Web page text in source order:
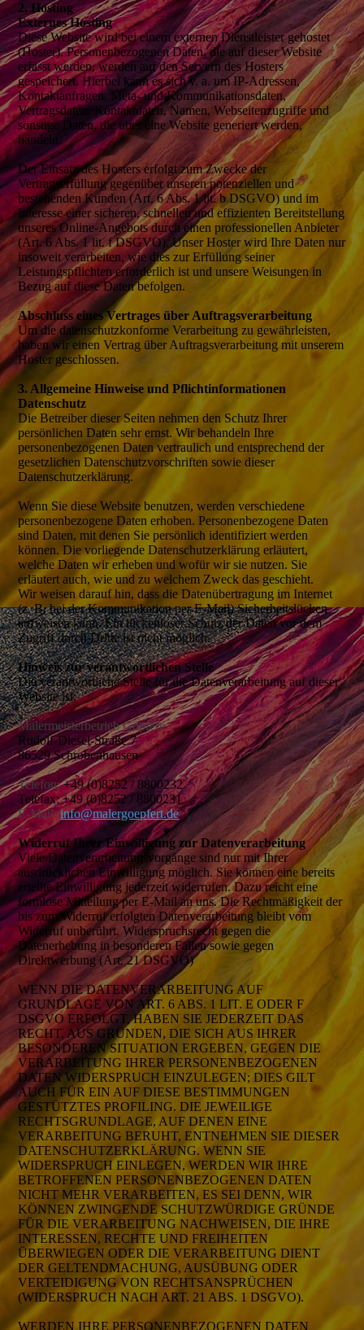
2. Hosting
Externes Hosting
Diese Website wird bei einem externen Dienstleister gehostet
(Hoster). Personenbezogenen Daten, die auf dieser Website
erfasst werden, werden auf den Servern des Hosters
gespeichert. Hierbei kann es sich v. a. um IP-Adressen,
Kontaktanfragen, Meta- und Kommunikationsdaten,
Vertragsdaten, Kontaktdaten, Namen, Webseitenzugriffe und
sonstige Daten, die über eine Website generiert werden,
handeln.
Der Einsatz des Hosters erfolgt zum Zwecke der
Vertragserfüllung gegenüber unseren potenziellen und
bestehenden Kunden (Art. 6 Abs. 1 lit. b DSGVO) und im
Interesse einer sicheren, schnellen und effizienten Bereitstellung
unseres Online-Angebots durch einen professionellen Anbieter
(Art. 6 Abs. 1 lit. f DSGVO). Unser Hoster wird Ihre Daten nur
insoweit verarbeiten, wie dies zur Erfüllung seiner
Leistungspflichten erforderlich ist und unsere Weisungen in
Bezug auf diese Daten befolgen.
Abschluss eines Vertrages über Auftragsverarbeitung
Um die datenschutzkonforme Verarbeitung zu gewährleisten,
haben wir einen Vertrag über Auftragsverarbeitung mit unserem
Hoster geschlossen.
3. Allgemeine Hinweise und Pflichtinformationen
Datenschutz
Die Betreiber dieser Seiten nehmen den Schutz Ihrer
persönlichen Daten sehr ernst. Wir behandeln Ihre
personenbezogenen Daten vertraulich und entsprechend der
gesetzlichen Datenschutzvorschriften sowie dieser
Datenschutzerklärung.
Wenn Sie diese Website benutzen, werden verschiedene
personenbezogene Daten erhoben. Personenbezogene Daten
sind Daten, mit denen Sie persönlich identifiziert werden
können. Die vorliegende Datenschutzerklärung erläutert,
welche Daten wir erheben und wofür wir sie nutzen. Sie
erläutert auch, wie und zu welchem Zweck das geschieht.
Wir weisen darauf hin, dass die Datenübertragung im Internet
(z. B. bei der Kommunikation per E-Mail) Sicherheitslücken
aufweisen kann. Ein lückenloser Schutz der Daten vor dem
Zugriff durch Dritte ist nicht möglich.
Hinweis zur verantwortlichen Stelle
Die verantwortliche Stelle für die Datenverarbeitung auf dieser
Website ist:
Malermeisterbetrieb Göpfert
Rudolf-Diesel-Straße 7
86529 Schrobenhausen
Telefon:+49 (0)8252 / 8800232
Telefax:+49 (0)8252 / 8800231
E-Mail:info@malergoepfert.de
Widerruf Ihrer Einwilligung zur Datenverarbeitung
Viele Datenverarbeitungsvorgänge sind nur mit Ihrer
ausdrücklichen Einwilligung möglich. Sie können eine bereits
erteilte Einwilligung jederzeit widerrufen. Dazu reicht eine
formlose Mitteilung per E-Mail an uns. Die Rechtmäßigkeit der
bis zum Widerruf erfolgten Datenverarbeitung bleibt vom
Widerruf unberührt. Widerspruchsrecht gegen die
Datenerhebung in besonderen Fällen sowie gegen
Direktwerbung (Art. 21 DSGVO)
WENN DIE DATENVERARBEITUNG AUF
GRUNDLAGE VON ART. 6 ABS. 1 LIT. E ODER F
DSGVO ERFOLGT, HABEN SIE JEDERZEIT DAS
RECHT, AUS GRÜNDEN, DIE SICH AUS IHRER
BESONDEREN SITUATION ERGEBEN, GEGEN DIE
VERARBEITUNG IHRER PERSONENBEZOGENEN
DATEN WIDERSPRUCH EINZULEGEN; DIES GILT
AUCH FÜR EIN AUF DIESE BESTIMMUNGEN
GESTÜTZTES PROFILING. DIE JEWEILIGE
RECHTSGRUNDLAGE, AUF DENEN EINE
VERARBEITUNG BERUHT, ENTNEHMEN SIE DIESER
DATENSCHUTZERKLÄRUNG. WENN SIE
WIDERSPRUCH EINLEGEN, WERDEN WIR IHRE
BETROFFENEN PERSONENBEZOGENEN DATEN
NICHT MEHR VERARBEITEN, ES SEI DENN, WIR
KÖNNEN ZWINGENDE SCHUTZWÜRDIGE GRÜNDE
FÜR DIE VERARBEITUNG NACHWEISEN, DIE IHRE
INTERESSEN, RECHTE UND FREIHEITEN
ÜBERWIEGEN ODER DIE VERARBEITUNG DIENT
DER GELTENDMACHUNG, AUSÜBUNG ODER
VERTEIDIGUNG VON RECHTSANSPRÜCHEN
(WIDERSPRUCH NACH ART. 21 ABS. 1 DSGVO).
WERDEN IHRE PERSONENBEZOGENEN DATEN